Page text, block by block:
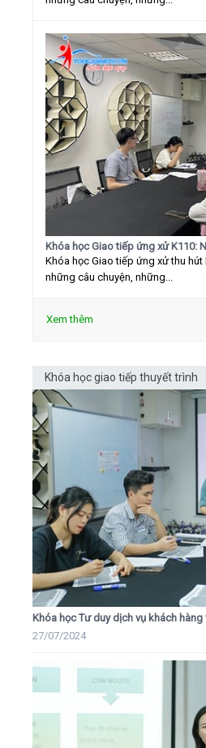
Khóa học Giao tiếp ứng xử K110:
Khóa học Giao tiếp ứng xử thu
những câu chuyện, những...
Xem thêm
Khóa học giao tiếp thuyết trình
Khóa học Tư duy dịch vụ khách
27/07/2024